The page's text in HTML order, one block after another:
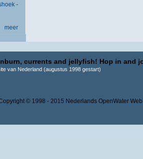
-
meer
currents and jellyfish! Hop in and
van Nederland (augustus 1998 gestart)
© 1998 - 2015 Nederlands OpenWater